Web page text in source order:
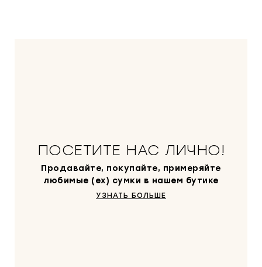
ПОСЕТИТЕ НАС ЛИЧНО!
Продавайте, покупайте, примеряйте
любимые (ex) сумки в нашем бутике
УЗНАТЬ БОЛЬШЕ